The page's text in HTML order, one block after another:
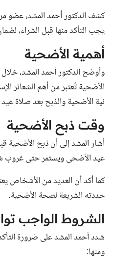
كشف الدكتور أحمد المشد، عضو
يجب التأكد منها قبل الشراء،
أهمية الأضحية
الأضحية تُعتبر من أهم الشعائر
نية الأضحية والذبح بعد صلاة
وقت ذبح الأضحية
أشار المشد إلى أن ذبح الأضحية
عيد الأضحى ويستمر حتى غروب
كما أكد أن العديد من الأشخاص
حددته الشريعة لصحة الأضحية.
الشروط الواجب
شدد أحمد المشد على ضرورة
ومنها: